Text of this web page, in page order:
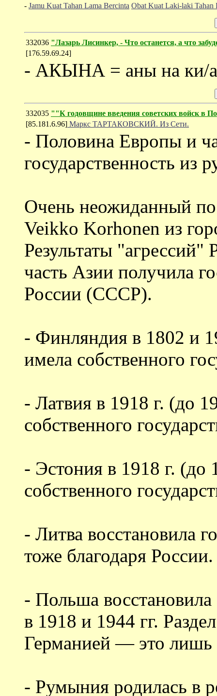
- Jamu Kuat Tahan Lama Bercinta Obat Kuat Laki-laki Tahan
332036 "Лазарь Лисинкер, - Что останется, а что
[176.59.69.24]
- АКЫНА = аны на ки/
332035 ""К годовщине введения советских войск в
[85.181.6.96] Маркс ТАРТАКОВСКИЙ. Из Сети.
- Половина Европы и
государственность из
Очень неожиданный
Veikko Korhonen из
Результаты
часть Азии получила
России (СССР).
- Финляндия в 1802 и
имела собственного
- Латвия в 1918 г. (до
собственного
- Эстония в 1918 г. (до
собственного
- Литва восстановила
тоже благодаря России.
- Польша
в 1918 и 1944 гг.
Германией — это лишь
- Румыния родилась в